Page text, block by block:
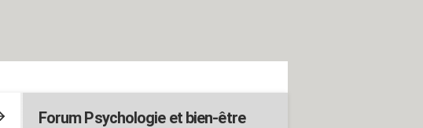
Forum Psychologie et bien-être